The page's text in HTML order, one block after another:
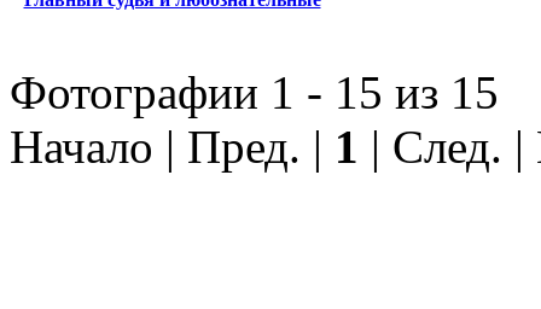
Фотографии 1 - 15 из 15
Начало | Пред. | 1 | След.